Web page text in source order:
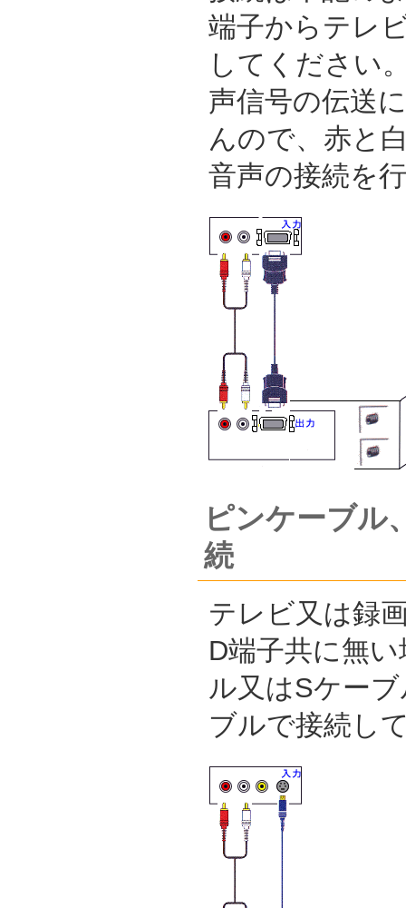
端子からテレ
してください
声信号の伝送
んので、赤と
音声の接続を
ピンケーブル
続
テレビ又は録
D端子共に無
ル又はSケー
ブルで接続し